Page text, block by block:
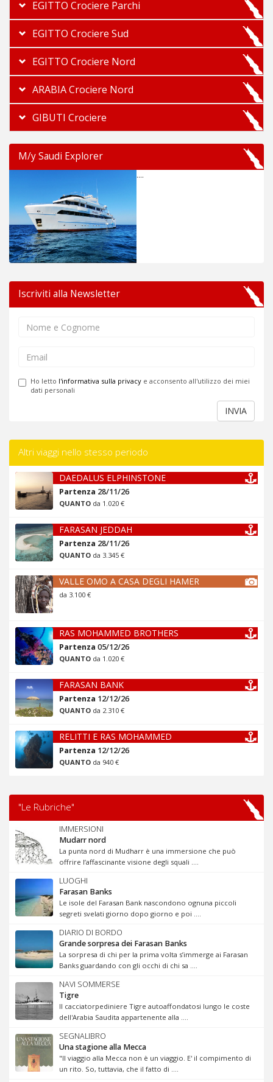
EGITTO Crociere Parchi
EGITTO Crociere Sud
EGITTO Crociere Nord
ARABIA Crociere Nord
GIBUTI Crociere
M/y Saudi Explorer
....
Iscriviti alla Newsletter
Ho letto l'informativa sulla privacy e acconsento all'utilizzo dei miei
dati personali
INVIA
Altri viaggi nello stesso periodo
DAEDALUS ELPHINSTONE
Partenza 28/11/26
QUANTO da 1.020 €
FARASAN JEDDAH
Partenza 28/11/26
QUANTO da 3.345 €
VALLE OMO A CASA DEGLI HAMER
da 3.100 €
RAS MOHAMMED BROTHERS
Partenza 05/12/26
QUANTO da 1.020 €
FARASAN BANK
Partenza 12/12/26
QUANTO da 2.310 €
RELITTI E RAS MOHAMMED
Partenza 12/12/26
QUANTO da 940 €
"Le Rubriche"
IMMERSIONI
Mudarr nord
La punta nord di Mudharr è una immersione che può
offrire l’affascinante visione degli squali ....
LUOGHI
Farasan Banks
Le isole del Farasan Bank nascondono ognuna piccoli
segreti svelati giorno dopo giorno e poi ....
DIARIO DI BORDO
Grande sorpresa dei Farasan Banks
La sorpresa di chi per la prima volta s’immerge ai Farasan
Banks guardando con gli occhi di chi sa ....
NAVI SOMMERSE
Tigre
Il cacciatorpediniere Tigre autoaffondatosi lungo le coste
dell'Arabia Saudita appartenente alla ....
SEGNALIBRO
Una stagione alla Mecca
"Il viaggio alla Mecca non è un viaggio. E' il compimento di
un rito. So, tuttavia, che il fatto di ....